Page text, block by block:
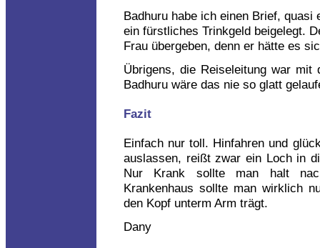
Badhuru habe ich einen Brief,
ein fürstliches Trinkgeld beigelegt.
Frau übergeben, denn er hätte es
Übrigens, die Reiseleitung war mit
Badhuru wäre das nie so glatt
Fazit
Einfach nur toll. Hinfahren und
auslassen, reißt zwar ein Loch in
Nur Krank sollte man halt
Krankenhaus sollte man wirklich
den Kopf unterm Arm trägt.
Dany